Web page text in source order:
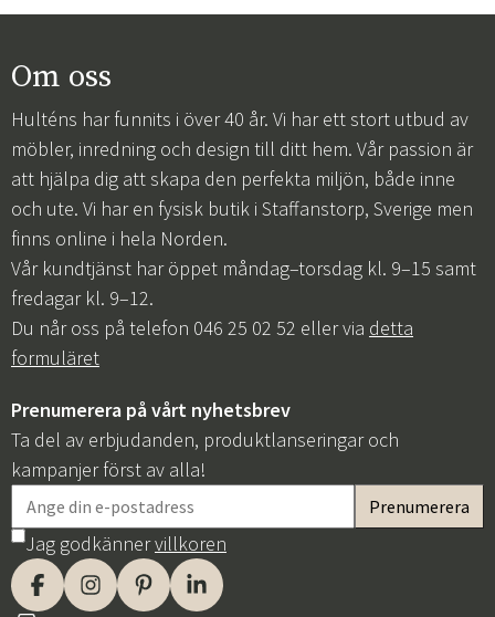
Om oss
Hulténs har funnits i över 40 år. Vi har ett stort utbud av
möbler, inredning och design till ditt hem. Vår passion är
att hjälpa dig att skapa den perfekta miljön, både inne
och ute. Vi har en fysisk butik i Staffanstorp, Sverige men
finns online i hela Norden.
Vår kundtjänst har öppet måndag–torsdag kl. 9–15 samt
fredagar kl. 9–12.
Du når oss på telefon 046 25 02 52 eller via detta
formuläret
Prenumerera på vårt nyhetsbrev
Ta del av erbjudanden, produktlanseringar och
kampanjer först av alla!
Jag godkännervillkoren